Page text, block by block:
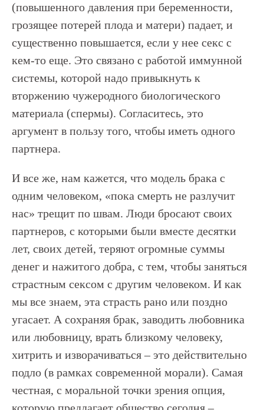
(повышенного давления при беременности,
грозящее потерей плода и матери) падает, и
существенно повышается, если у нее секс с
кем-то еще. Это связано с работой иммунной
системы, которой надо привыкнуть к
вторжению чужеродного биологического
материала (спермы). Согласитесь, это
аргумент в пользу того, чтобы иметь одного
партнера.
И все же, нам кажется, что модель брака с
одним человеком, «пока смерть не разлучит
нас» трещит по швам. Люди бросают своих
партнеров, с которыми были вместе десятки
лет, своих детей, теряют огромные суммы
денег и нажитого добра, с тем, чтобы заняться
страстным сексом с другим человеком. И как
мы все знаем, эта страсть рано или поздно
угасает. А сохраняя брак, заводить любовника
или любовницу, врать близкому человеку,
хитрить и изворачиваться – это действительно
подло (в рамках современной морали). Самая
честная, с моральной точки зрения опция,